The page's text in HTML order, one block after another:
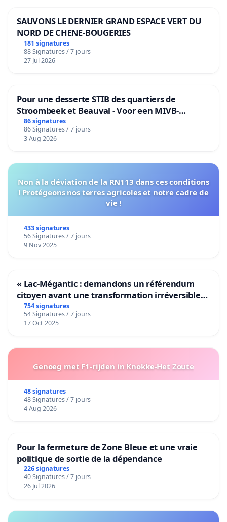
SAUVONS LE DERNIER GRAND ESPACE VERT DU
NORD DE CHENE-BOUGERIES
181 signatures
88 Signatures / 7 jours
27 Jul 2026
Pour une desserte STIB des quartiers de
Stroombeek et Beauval - Voor een MIVB-
bediening van de wijken Strombeek en Het
Voor
86 signatures
86 Signatures / 7 jours
3 Aug 2026
Non à la déviation de la RN113 dans ces conditions
! Protégeons nos terres agricoles et notre cadre de
vie !
433 signatures
56 Signatures / 7 jours
9 Nov 2025
« Lac-Mégantic : demandons un référendum
citoyen avant une transformation irréversible
de notre territoire »
754 signatures
54 Signatures / 7 jours
17 Oct 2025
Genoeg met F1-rijden in Knokke-Het Zoute
48 signatures
48 Signatures / 7 jours
4 Aug 2026
Pour la fermeture de Zone Bleue et une vraie
politique de sortie de la dépendance
226 signatures
40 Signatures / 7 jours
26 Jul 2026